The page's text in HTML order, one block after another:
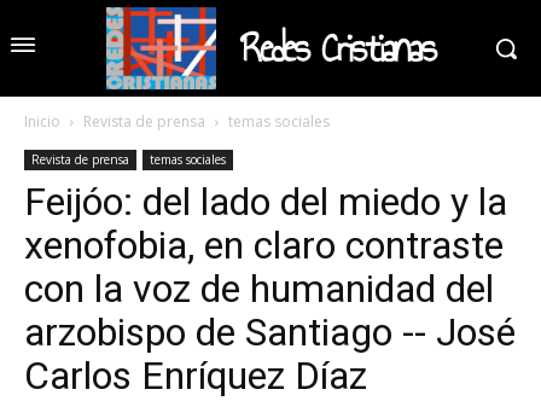
Redes Cristianas
Inicio Revista de prensa temas sociales
Revista de prensa temas sociales
Feijóo: del lado del miedo y la
xenofobia, en claro contraste
con la voz de humanidad del
arzobispo de Santiago -- José
Carlos Enríquez Díaz